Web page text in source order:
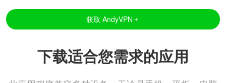
获取 AndyVPN
下载适合您需求的应用